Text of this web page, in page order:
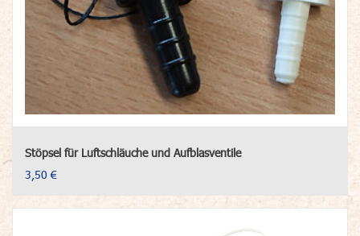
Stöpsel für Luftschläuche und Aufblasventile
3,50 €